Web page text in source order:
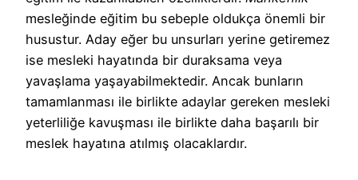
mesleğinde eğitim bu sebeple oldukça önemli bir
husustur. Aday eğer bu unsurları yerine getiremez
ise mesleki hayatında bir duraksama veya
yavaşlama yaşayabilmektedir. Ancak bunların
tamamlanması ile birlikte adaylar gereken mesleki
yeterliliğe kavuşması ile birlikte daha başarılı bir
meslek hayatına atılmış olacaklardır.